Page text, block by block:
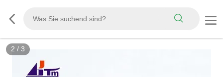
2 / 3